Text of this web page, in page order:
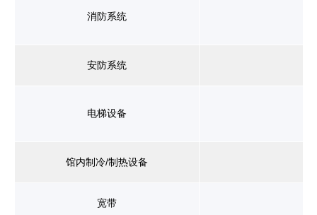
消防系统
安防系统
电梯设备
馆内制冷/制热设备
宽带